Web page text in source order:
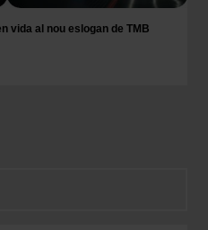
vida al nou eslogan de TMB